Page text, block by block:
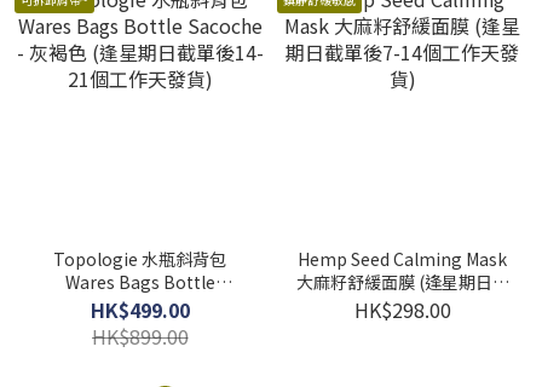
Topologie 水瓶斜背包
Wares Bags Bottle
Sacoche - 灰褐色 (逢星期日
截單後14-21個工作天發貨)
HK$499.00
HK$899.00
Hemp Seed Calming Mask
大麻籽舒緩面膜 (逢星期日截
單後7-14個工作天發貨)
HK$298.00